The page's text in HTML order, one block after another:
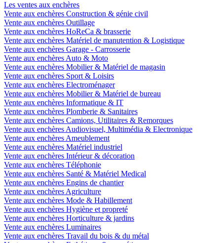
Les ventes aux enchères
Vente aux enchères Construction & génie civil
Vente aux enchères Outillage
Vente aux enchères HoReCa & brasserie
Vente aux enchères Matériel de manutention & Logistique
Vente aux enchères Garage - Carrosserie
Vente aux enchères Auto & Moto
Vente aux enchères Mobilier & Matériel de magasin
Vente aux enchères Sport & Loisirs
Vente aux enchères Electroménager
Vente aux enchères Mobilier & Matériel de bureau
Vente aux enchères Informatique & IT
Vente aux enchères Plomberie & Sanitaires
Vente aux enchères Camions, Utilitaires & Remorques
Vente aux enchères Audiovisuel, Multimédia & Electronique
Vente aux enchères Ameublement
Vente aux enchères Matériel industriel
Vente aux enchères Intérieur & décoration
Vente aux enchères Téléphonie
Vente aux enchères Santé & Matériel Medical
Vente aux enchères Engins de chantier
Vente aux enchères Agriculture
Vente aux enchères Mode & Habillement
Vente aux enchères Hygiène et propreté
Vente aux enchères Horticulture & jardins
Vente aux enchères Luminaires
Vente aux enchères Travail du bois & du métal